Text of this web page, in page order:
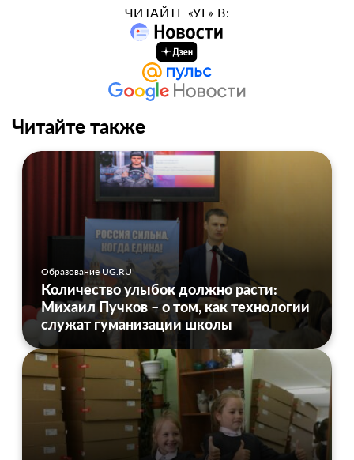
ЧИТАЙТЕ «УГ» В:
Читайте также
Образование UG.RU
Количество улыбок должно расти:
Михаил Пучков – о том, как технологии
служат гуманизации школы